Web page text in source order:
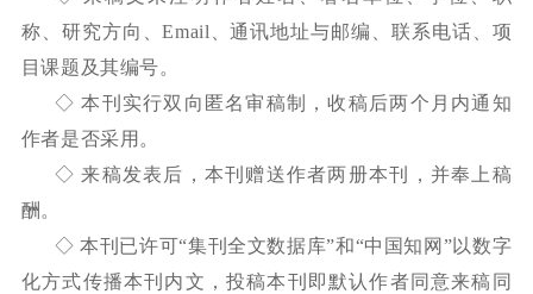
称、研究方向、Email 、通讯地址与邮编、联系电话、项
目课题及其编号。
◇ 本刊实行双向匿名审稿制，收稿后两个月内通知
作者是否采用。
◇ 来稿发表后，本刊赠送作者两册本刊，并奉上稿
酬。
◇ 本刊已许可“集刊全文数据库”和“中国知网”以数字
化方式传播本刊内文，投稿本刊即默认作者同意来稿同